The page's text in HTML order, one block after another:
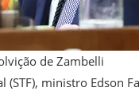
de Zambelli
ministro Edson